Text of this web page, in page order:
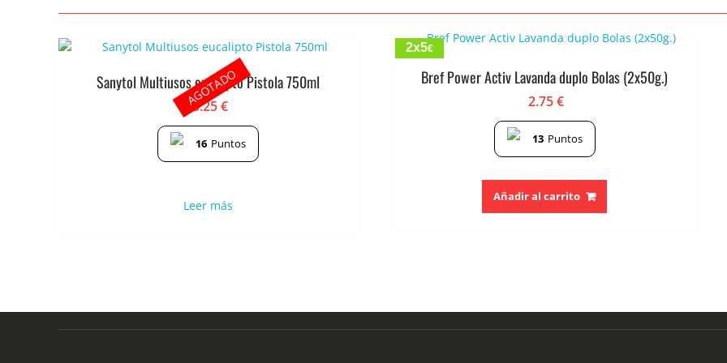
Sanytol Multiusos eucalipto Pistola 750ml
3.25€
16 Puntos
Leer más
AGOTADO
2x5€
Bref Power Activ Lavanda duplo Bolas (2x50g.)
2.75€
13 Puntos
Añadir al carrito